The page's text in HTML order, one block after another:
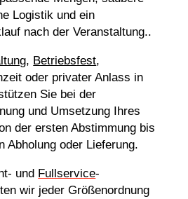
Logistik und ein
nach der Veranstaltung..
, Betriebsfest,
oder privater Anlass in
Sie bei der
und Umsetzung Ihres
der ersten Abstimmung bis
Abholung oder Lieferung.
und Fullservice-
wir jeder Größenordnung